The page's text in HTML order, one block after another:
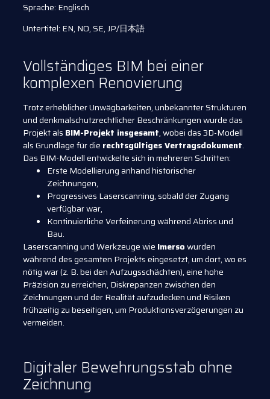
Sprache: Englisch
Untertitel: EN, NO, SE, JP/日本語
Vollständiges BIM bei einer
komplexen Renovierung
Trotz erheblicher Unwägbarkeiten, unbekannter Strukturen
und denkmalschutzrechtlicher Beschränkungen wurde das
Projekt als BIM-Projekt insgesamt, wobei das 3D-Modell
als Grundlage für die rechtsgültiges Vertragsdokument.
Das BIM-Modell entwickelte sich in mehreren Schritten:
Erste Modellierung anhand historischer
Zeichnungen,
Progressives Laserscanning, sobald der Zugang
verfügbar war,
Kontinuierliche Verfeinerung während Abriss und
Bau.
Laserscanning und Werkzeuge wie Imersowurden
während des gesamten Projekts eingesetzt, um dort, wo es
nötig war (z. B. bei den Aufzugsschächten), eine hohe
Präzision zu erreichen, Diskrepanzen zwischen den
Zeichnungen und der Realität aufzudecken und Risiken
frühzeitig zu beseitigen, um Produktionsverzögerungen zu
vermeiden.
Digitaler Bewehrungsstab ohne
Zeichnung